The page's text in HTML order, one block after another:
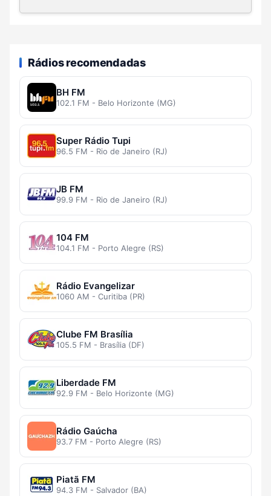
Rádios recomendadas
BH FM
102.1 FM - Belo Horizonte (MG)
Super Rádio Tupi
96.5 FM - Rio de Janeiro (RJ)
JB FM
99.9 FM - Rio de Janeiro (RJ)
104 FM
104.1 FM - Porto Alegre (RS)
Rádio Evangelizar
1060 AM - Curitiba (PR)
Clube FM Brasília
105.5 FM - Brasília (DF)
Liberdade FM
92.9 FM - Belo Horizonte (MG)
Rádio Gaúcha
93.7 FM - Porto Alegre (RS)
Piatã FM
94.3 FM - Salvador (BA)